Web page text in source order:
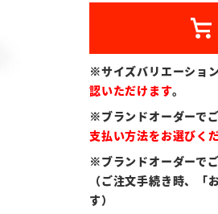
※サイズバリエーショ
認いただけます。
※ブランドオーダーで
支払い方法をお選びく
※ブランドオーダーで
（ご注文手続き時、
す）